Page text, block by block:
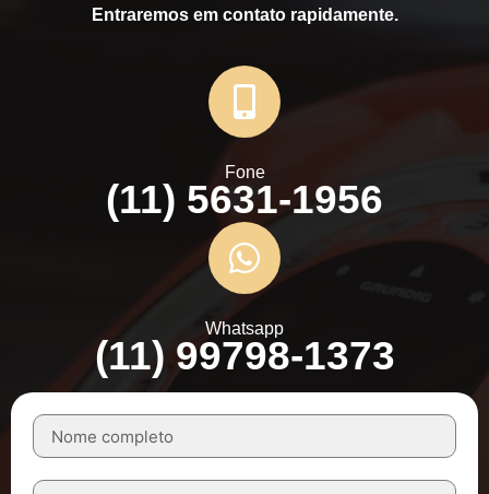
Entraremos em contato rapidamente.
Fone
(11) 5631-1956
Whatsapp
(11) 99798-1373